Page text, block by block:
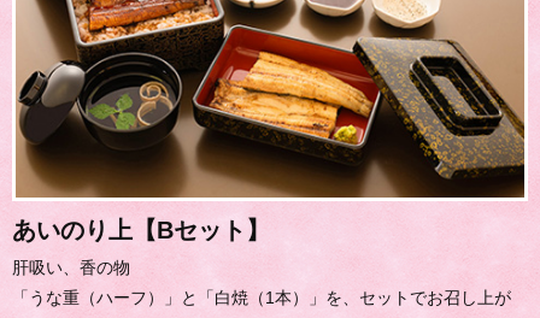
あいのり上【Bセット】
肝吸い、香の物
「うな重（ハーフ）」と「白焼（1本）」を、セットでお召し上が